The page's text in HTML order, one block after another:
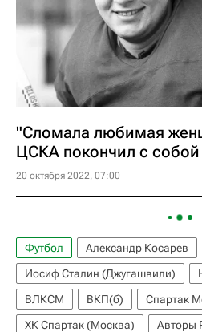
"Сломала любимая
ЦСКА покончил с собой
20 октября 2022, 07:00
Футбол
Александр Косарев
Иосиф Сталин (Джугашвили)
ВЛКСМ
ВКП(б) Спартак
ХК Спартак (Москва)
Авторы